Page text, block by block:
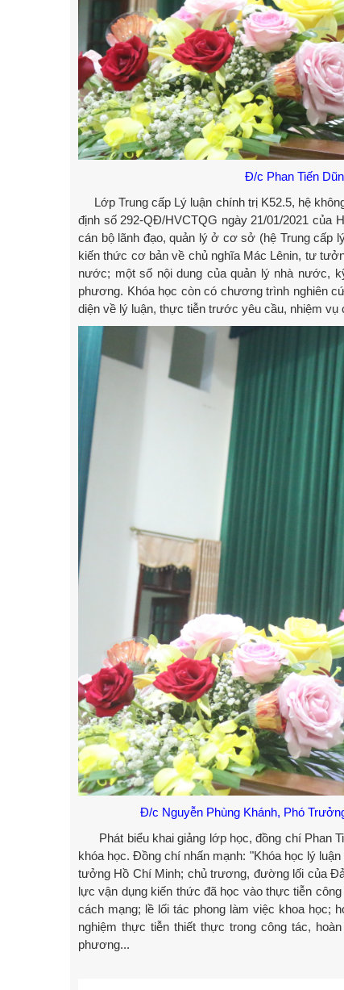
Đ/c Phan Tiến
Lớp Trung cấp Lý luận chính trị K52.5, hệ
định số 292-QĐ/HVCTQG ngày 21/01/2021 của
cán bộ lãnh đạo, quản lý ở cơ sở (hệ Trung cấp
kiến thức cơ bản về chủ nghĩa Mác Lênin, tư
nước; một số nội dung của quản lý nhà nước,
phương. Khóa học còn có chương trình nghiên
diện về lý luận, thực tiễn trước yêu cầu, nhiệm
Đ/c Nguyễn Phùng Khánh, Phó
Phát biểu khai giảng lớp học, đồng chí Phan
khóa học. Đồng chí nhấn mạnh: "Khóa học lý
tưởng Hồ Chí Minh; chủ trương, đường lối của
lực vận dụng kiến thức đã học vào thực tiễn
cách mạng; lề lối tác phong làm việc khoa học;
nghiệm thực tiễn thiết thực trong công tác,
phương...